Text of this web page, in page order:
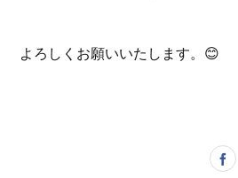
よろしくお願いいたします。😊